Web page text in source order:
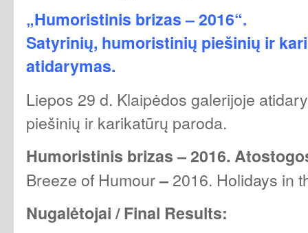
„Humoristinis brizas – 2016“.
Satyrinių, humoristinių piešinių ir
atidarymas.
Liepos 29 d. Klaipėdos galerijoje
piešinių ir karikatūrų paroda.
Humoristinis brizas – 2016.
Breeze of Humour– 2016. Holidays in
Nugalėtojai / Final Results: